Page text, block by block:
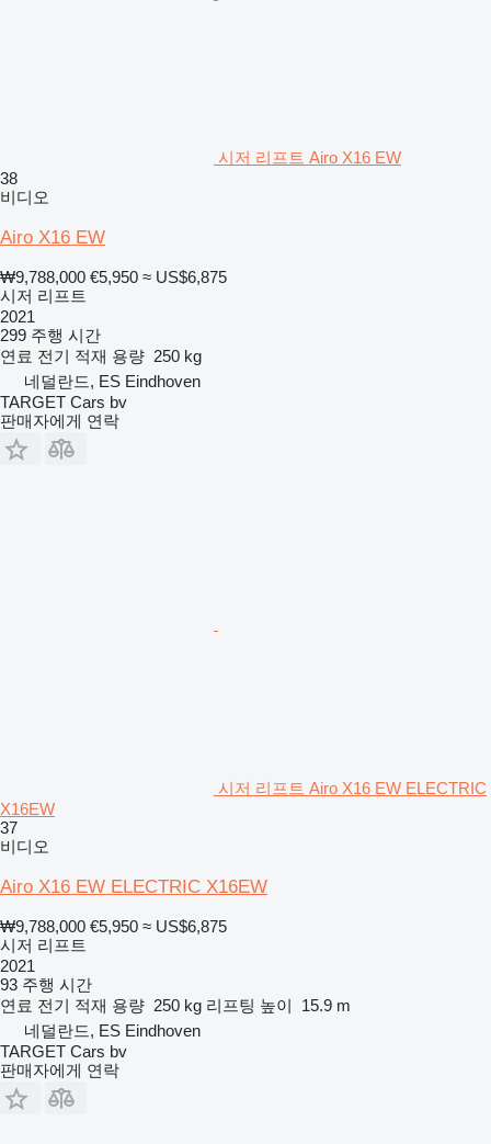
시저 리프트 Airo X16 EW
38
비디오
Airo X16 EW
₩9,788,000 €5,950 ≈ US$6,875
시저 리프트
2021
299 주행 시간
연료 전기 적재 용량 250 kg
네덜란드, ES Eindhoven
TARGET Cars bv
판매자에게 연락
시저 리프트 Airo X16 EW ELECTRIC
X16EW
37
비디오
Airo X16 EW ELECTRIC X16EW
₩9,788,000 €5,950 ≈ US$6,875
시저 리프트
2021
93 주행 시간
연료 전기 적재 용량 250 kg 리프팅 높이
15.9 m
네덜란드, ES Eindhoven
TARGET Cars bv
판매자에게 연락